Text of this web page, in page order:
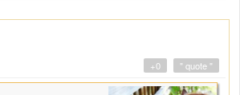
" quote "
+0